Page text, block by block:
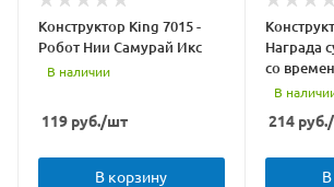
Конструктор King 7015 -
Робот Нии Самурай Икс
В наличии
119 руб./шт
В корзину
Награда
со
В
214руб.